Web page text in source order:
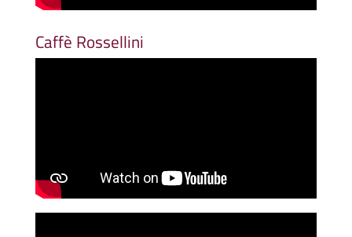
Caffè Rossellini